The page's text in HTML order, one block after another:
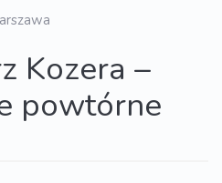
Kozera –
powtórne